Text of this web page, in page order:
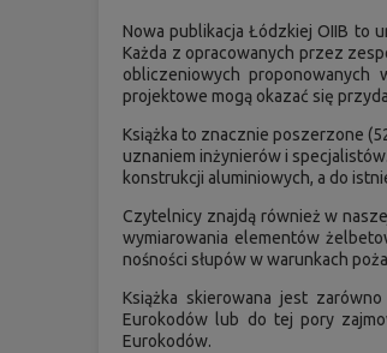
Nowa publikacja Łódzkiej OIIB to
Każda z opracowanych przez
obliczeniowych proponowanych
projektowe mogą okazać się
Książka to znacznie poszerzone
uznaniem inżynierów i
konstrukcji aluminiowych, a do
Czytelnicy znajdą również w
wymiarowania elementów
nośności słupów w warunkach
Książka skierowana jest
Eurokodów lub do tej pory
Eurokodów.